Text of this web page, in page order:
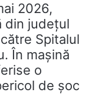
2026,
din județul
Spitalul
În mașină
o
de șoc